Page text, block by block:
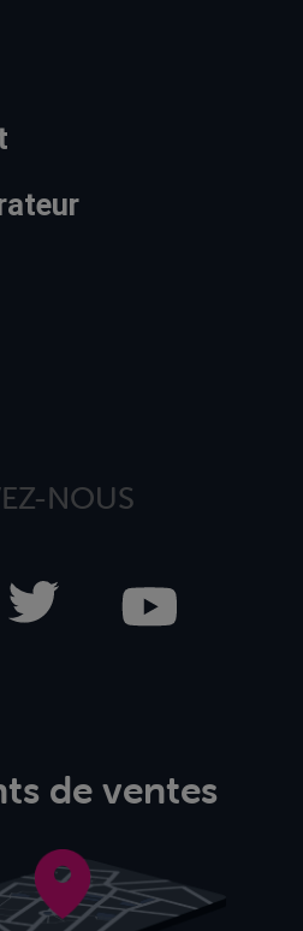
NOUS
de ventes